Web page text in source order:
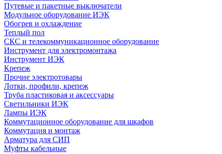
Путевые и пакетные выключатели
Модульное оборудование ИЭК
Обогрев и охлаждение
Теплый пол
СКС и телекоммуникационное оборудование
Инструмент для электромонтажа
Инструмент ИЭК
Крепеж
Прочие электротовары
Лотки, профили, крепеж
Труба пластиковая и аксессуары
Светильники ИЭК
Лампы ИЭК
Коммутационное оборудование для шкафов
Коммутация и монтаж
Арматура для СИП
Муфты кабельные